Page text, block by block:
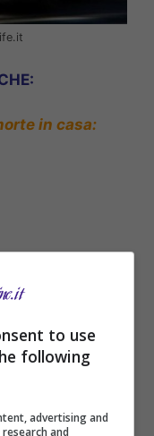
in casa:
to use
following
advertising and
and